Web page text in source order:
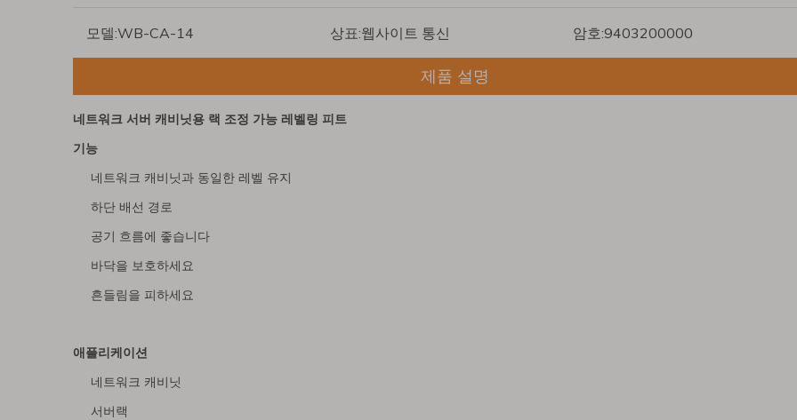
모델:WB-CA-14 상표:웹사이트 통신 암호:9403200000
제품 설명
네트워크 서버 캐비닛용 랙 조정 가능 레벨링 피트
기능
네트워크 캐비닛과 동일한 레벨 유지
하단 배선 경로
공기 흐름에 좋습니다
바닥을 보호하세요
흔들림을 피하세요
애플리케이션
네트워크 캐비닛
서버랙